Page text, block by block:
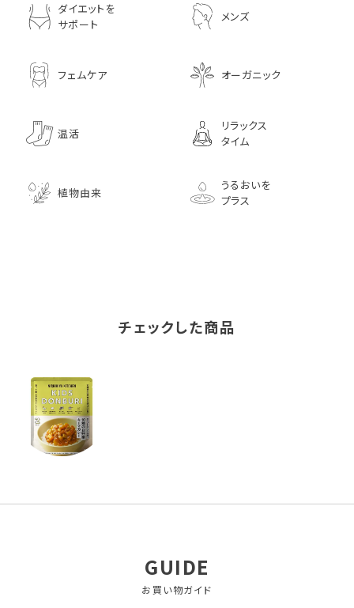
ダイエットを
サポート
メンズ
フェムケア オーガニック
温活
リラックス
タイム
植物由来
うるおいを
プラス
チェックした商品
GUIDE
お買い物ガイド